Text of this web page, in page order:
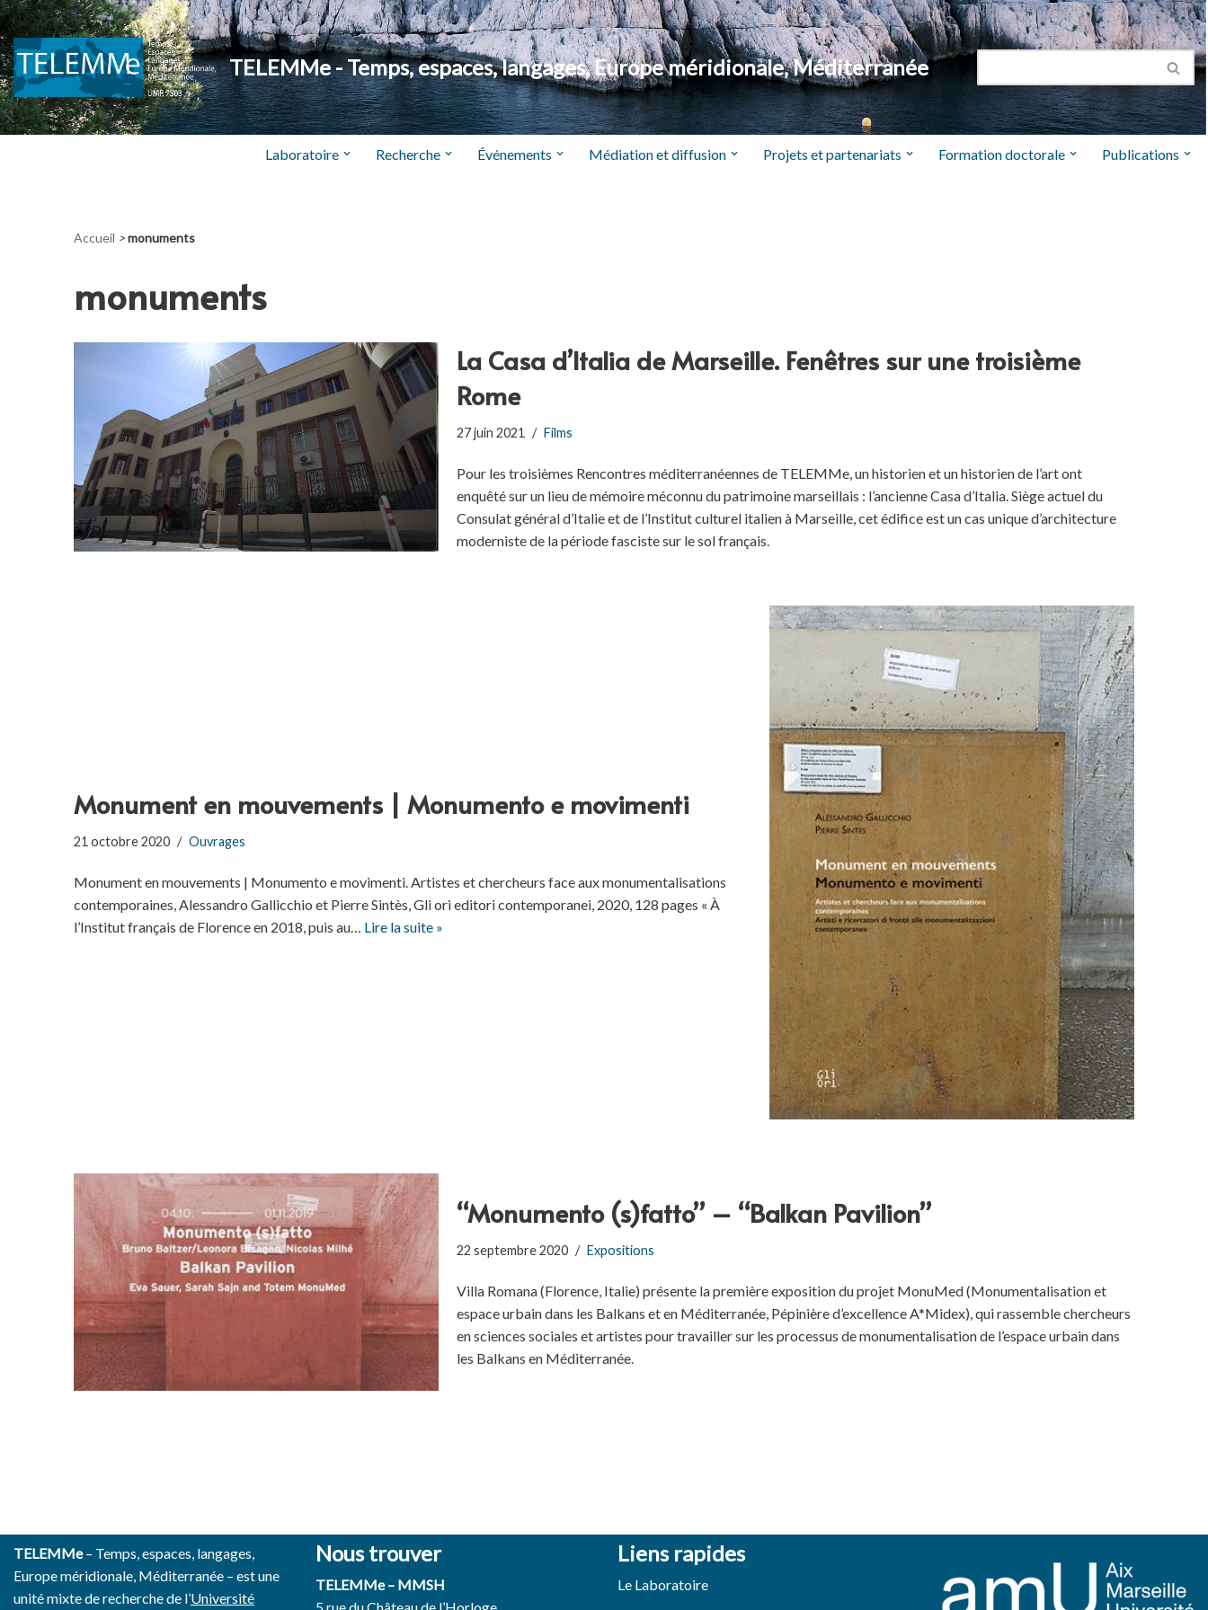
Aller
au
contenu
TELEMMe - Temps, espaces, langages, Europe méridionale, Méditerranée
Laboratoire Recherche Événements Médiation et diffusion Projets et partenariats Formation doctorale Publications
Accueil >monuments
monuments
La Casa d’Italia de Marseille. Fenêtres sur une troisième
Rome
27 juin 2021 Films
Pour les troisièmes Rencontres méditerranéennes de TELEMMe, un historien et un historien de l’art ont
enquêté sur un lieu de mémoire méconnu du patrimoine marseillais : l’ancienne Casa d’Italia. Siège actuel du
Consulat général d’Italie et de l’Institut culturel italien à Marseille, cet édifice est un cas unique d’architecture
moderniste de la période fasciste sur le sol français.
Monument en mouvements | Monumento e movimenti
21 octobre 2020 Ouvrages
Monument en mouvements | Monumento e movimenti. Artistes et chercheurs face aux monumentalisations
contemporaines, Alessandro Gallicchio et Pierre Sintès, Gli ori editori contemporanei, 2020, 128 pages « À
l’Institut français de Florence en 2018, puis au… Lire la suite »
“Monumento (s)fatto” – “Balkan Pavilion”
22 septembre 2020 Expositions
Villa Romana (Florence, Italie) présente la première exposition du projet MonuMed (Monumentalisation et
espace urbain dans les Balkans et en Méditerranée, Pépinière d’excellence A*Midex), qui rassemble chercheurs
en sciences sociales et artistes pour travailler sur les processus de monumentalisation de l’espace urbain dans
les Balkans en Méditerranée.
TELEMMe– Temps, espaces, langages,
Europe méridionale, Méditerranée – est une
unité mixte de recherche de l’Université
Nous trouver
TELEMMe – MMSH
Liens rapides
Le Laboratoire